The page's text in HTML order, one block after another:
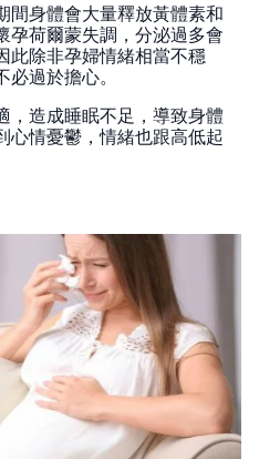
間身體會大量釋放黃體素和
孕荷爾蒙失調，分泌過多會
此除非孕婦情緒相當不穩
過於擔心。
，造成睡眠不足，導致身體
心情憂鬱，情緒也跟高低起